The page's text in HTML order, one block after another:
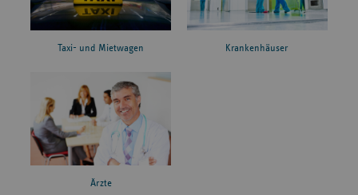
Taxi- und Mietwagen Krankenhäuser
Ärzte